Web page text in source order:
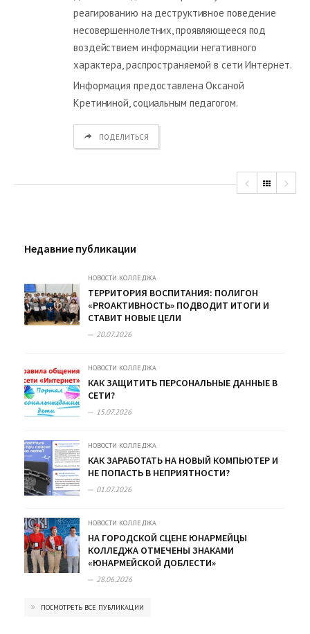
реагированию на деструктивное поведение
несовершеннолетних, проявляющееся под
воздействием информации негативного
характера, распространяемой в сети Интернет.
Информация предоставлена Оксаной
Кретининой, социальным педагогом.
ПОДЕЛИТЬСЯ
Недавние публикации
НОВОСТИ КОЛЛЕДЖА
ТЕРРИТОРИЯ ВОСПИТАНИЯ: ПОЛИГОН
«PROАКТИВНОСТЬ» ПОДВОДИТ ИТОГИ И
СТАВИТ НОВЫЕ ЦЕЛИ
20.07.2026
НОВОСТИ КОЛЛЕДЖА
КАК ЗАЩИТИТЬ ПЕРСОНАЛЬНЫЕ ДАННЫЕ В
СЕТИ?
15.07.2026
НОВОСТИ КОЛЛЕДЖА
КАК ЗАРАБОТАТЬ НА НОВЫЙ КОМПЬЮТЕР И
НЕ ПОПАСТЬ В НЕПРИЯТНОСТИ?
01.07.2026
НОВОСТИ КОЛЛЕДЖА
НА ГОРОДСКОЙ СЦЕНЕ ЮНАРМЕЙЦЫ
КОЛЛЕДЖА ОТМЕЧЕНЫ ЗНАКАМИ
«ЮНАРМЕЙСКОЙ ДОБЛЕСТИ»
28.06.2026
ПОСМОТРЕТЬ ВСЕ ПУБЛИКАЦИИ